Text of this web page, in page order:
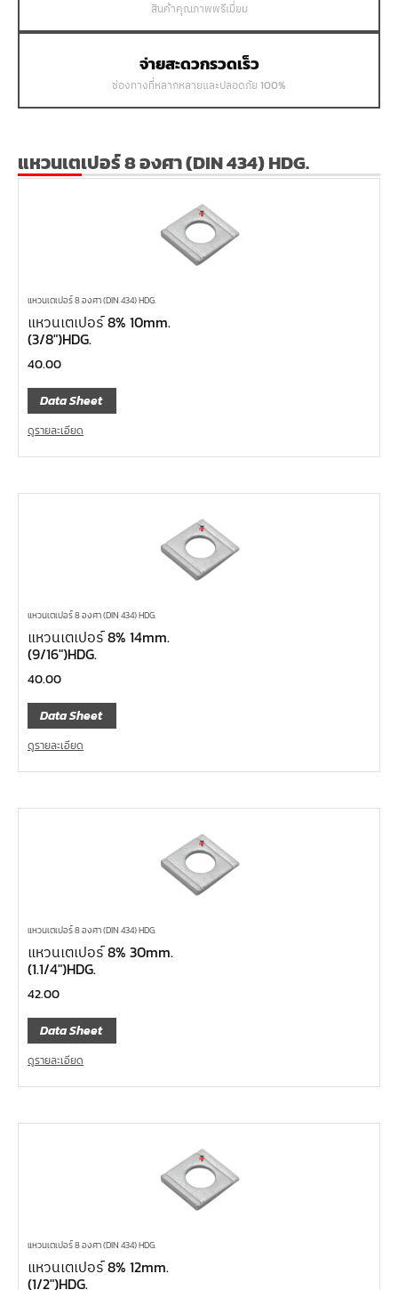
สินค้าคุณภาพพรีเมี่ยม
จ่ายสะดวกรวดเร็ว
ช่องทางที่หลากหลายและปลอดภัย 100%
แหวนเตเปอร์ 8 องศา (DIN 434) HDG.
แหวนเตเปอร์ 8 องศา (DIN 434) HDG.
แหวนเตเปอร์ 8% 10mm.
(3/8″)HDG.
40.00
Data Sheet
ดูรายละเอียด
แหวนเตเปอร์ 8 องศา (DIN 434) HDG.
แหวนเตเปอร์ 8% 14mm.
(9/16″)HDG.
40.00
Data Sheet
ดูรายละเอียด
แหวนเตเปอร์ 8 องศา (DIN 434) HDG.
แหวนเตเปอร์ 8% 30mm.
(1.1/4″)HDG.
42.00
Data Sheet
ดูรายละเอียด
แหวนเตเปอร์ 8 องศา (DIN 434) HDG.
แหวนเตเปอร์ 8% 12mm.
(1/2″)HDG.